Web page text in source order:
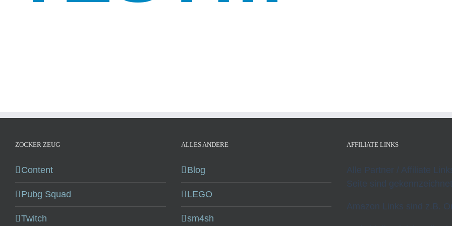
ZOCKER ZEUG
Content
Pubg Squad
Twitch
ALLES ANDERE
Blog
LEGO
sm4sh
AFFILIATE LINKS
Alle Partner / Affiliate
Seite sind
Amazon Links sind z.B.